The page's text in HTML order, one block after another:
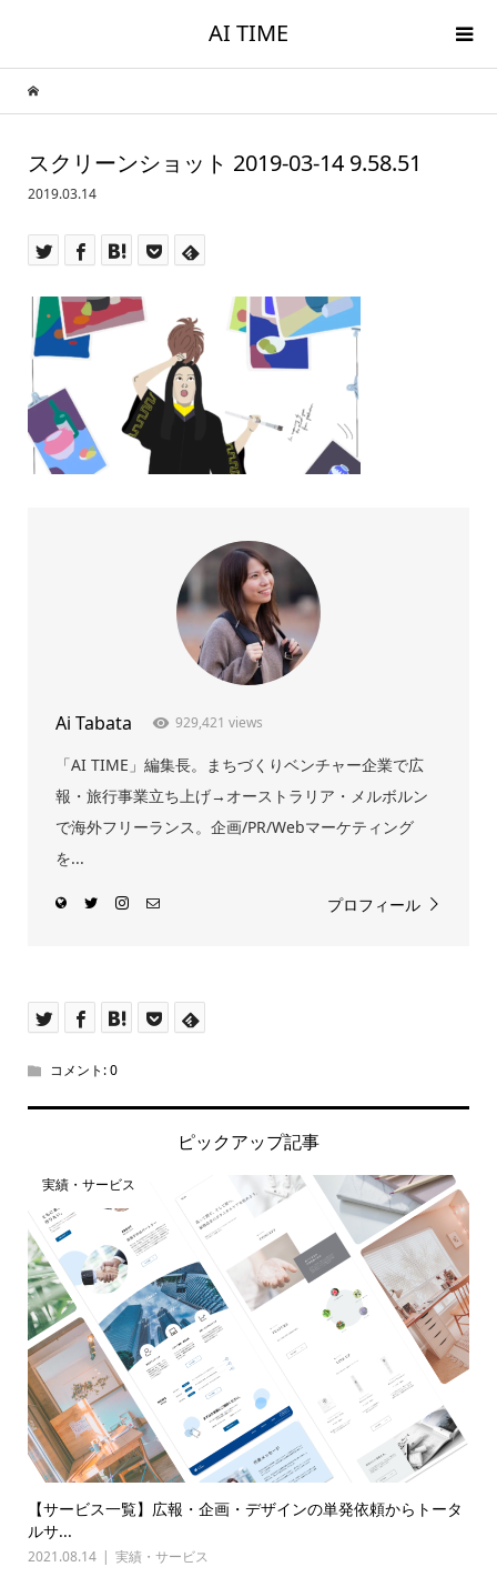
AI TIME
スクリーンショット 2019-03-14 9.58.51
2019.03.14
Ai Tabata 929,421 views
「AI TIME」編集長。まちづくりベンチャー企業で広
報・旅行事業立ち上げ→オーストラリア・メルボルン
で海外フリーランス。企画/PR/Webマーケティング
を...
プロフィール
コメント:0
ピックアップ記事
実績・サービス
【サービス一覧】広報・企画・デザインの単発依頼からトータ
ルサ...
2021.08.14 実績・サービス